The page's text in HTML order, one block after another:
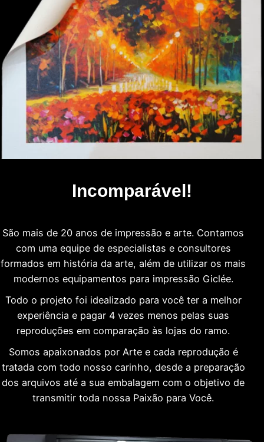
Incomparável!
São mais de 20 anos de impressão e arte. Contamos
com uma equipe de especialistas e consultores
formados em história da arte, além de utilizar os mais
modernos equipamentos para impressão Giclée.
Todo o projeto foi idealizado para você ter a melhor
experiência e pagar 4 vezes menos pelas suas
reproduções em comparação às lojas do ramo.
Somos apaixonados por Arte e cada reprodução é
tratada com todo nosso carinho, desde a preparação
dos arquivos até a sua embalagem com o objetivo de
transmitir toda nossa Paixão para Você.